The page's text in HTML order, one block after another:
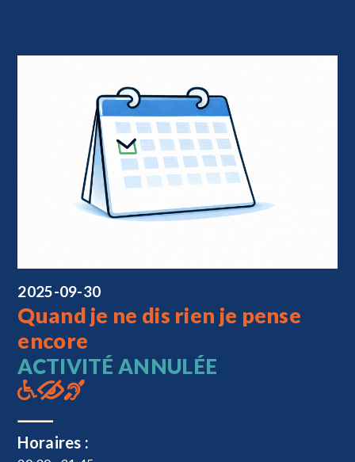
2025-09-30
Quand je ne dis rien je pense
encore
ACTIVITÉ ANNULÉE
Horaires :